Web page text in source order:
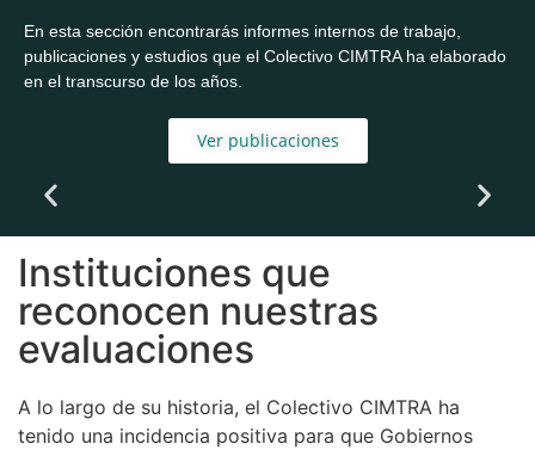
En esta sección encontrarás informes internos de trabajo,
publicaciones y estudios que el Colectivo CIMTRA ha elaborado
en el transcurso de los años.
Ver publicaciones
Instituciones que
reconocen nuestras
evaluaciones
A lo largo de su historia, el Colectivo CIMTRA ha
tenido una incidencia positiva para que Gobiernos